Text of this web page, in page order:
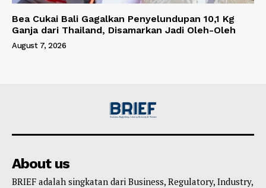
Bea Cukai Bali Gagalkan Penyelundupan 10,1 Kg
Ganja dari Thailand, Disamarkan Jadi Oleh-Oleh
August 7, 2026
About us
BRIEF adalah singkatan dari Business, Regulatory, Industry,